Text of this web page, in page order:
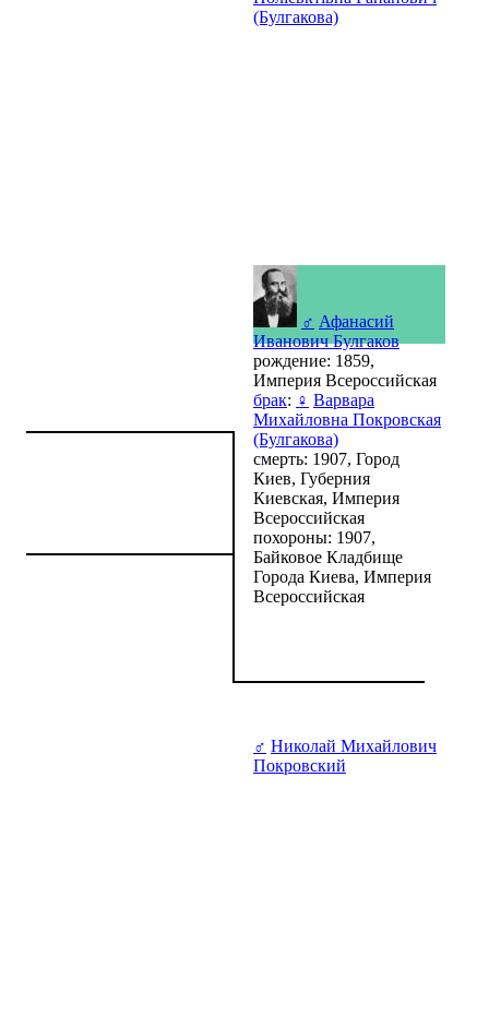
(Булгакова)
♂ Афанасий
Иванович Булгаков
рождение: 1859,
Империя Всероссийская
брак: ♀ Варвара
Михайловна Покровская
(Булгакова)
смерть: 1907, Город
Киев, Губерния
Киевская, Империя
Всероссийская
похороны: 1907,
Байковое Кладбище
Города Киева, Империя
Всероссийская
♂ Николай Михайлович
Покровский